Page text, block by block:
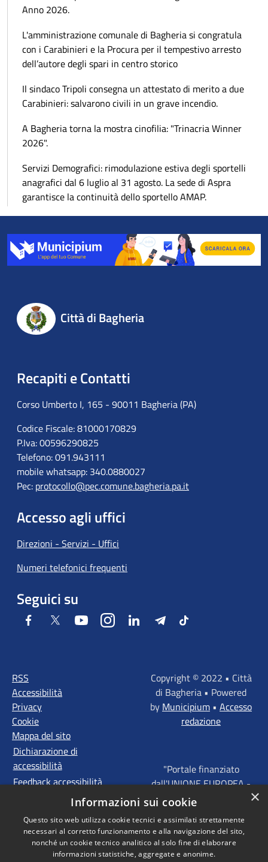
Anno 2026.
L'amministrazione comunale di Bagheria si congratula
con i Carabinieri e la Procura per il tempestivo arresto
dell’autore degli spari in centro storico
Il sindaco Tripoli consegna un attestato di merito a due
Carabinieri: salvarono civili in un grave incendio.
A Bagheria torna la mostra cinofilia: "Trinacria Winner
2026".
Servizi Demografici: rimodulazione estiva degli sportelli
anagrafici dal 6 luglio al 31 agosto. La sede di Aspra
garantisce la continuità dello sportello AMAP.
Città di Bagheria
Recapiti e Contatti
Corso Umberto I, 165 - 90011 Bagheria (PA)
Codice Fiscale: 81000170829
P.Iva: 00596290825
Telefono: 091.943111
mobile whatsapp: 340.0880027
Pec: protocollo@pec.comune.bagheria.pa.it
Accesso agli uffici
Direzioni - Servizi - Uffici
Numeri telefonici frequenti
Seguici su
Facebook Twitter YoutubeInstagramLinkedIn TelegramTiktok
RSS
Accessibilità
Privacy
Cookie
Mappa del sito
Dichiarazione di
accessibilità
Feedback accessibilità
Copyright © 2022 • Città
di Bagheria • Powered
by Municipium • Accesso
redazione
"Portale finanziato
dall'UNIONE EUROPEA -
FONDI STRUTTURALI
EUROPEI - Programma
Operativo FESR Sicilia
2014 - 2020 Agenda
×
Informazioni sui cookie
Questo sito web utilizza cookie tecnici e assimilati strettamente
necessari al corretto funzionamento e alla navigazione del sito,
nonché un cookie tecnico analitico al solo fine di elaborare
informazioni statistiche, aggregate e anonime.